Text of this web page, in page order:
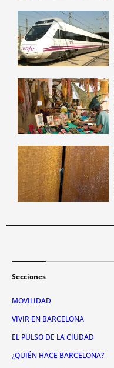
Secciones
MOVILIDAD
VIVIR EN BARCELONA
EL PULSO DE LA CIUDAD
¿QUIÉN HACE BARCELONA?